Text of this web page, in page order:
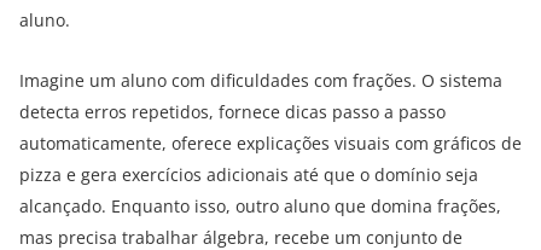
aluno.
Imagine um aluno com dificuldades com frações. O sistema
detecta erros repetidos, fornece dicas passo a passo
automaticamente, oferece explicações visuais com gráficos de
pizza e gera exercícios adicionais até que o domínio seja
alcançado. Enquanto isso, outro aluno que domina frações,
mas precisa trabalhar álgebra, recebe um conjunto de